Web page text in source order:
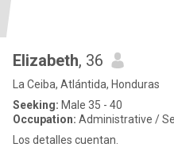
Elizabeth, 36
La Ceiba, Atlántida, Honduras
Seeking: Male 35 - 40
Occupation: Administrative /
Los detalles cuentan.